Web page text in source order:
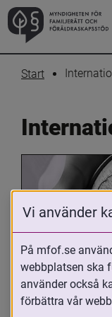
Start
Oavsett om
Vi använder
På mfof.se
webbplatsen ska
använder också
förbättra vår